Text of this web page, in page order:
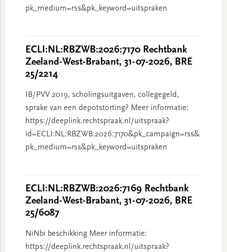
pk_medium=rss&pk_keyword=uitspraken
ECLI:NL:RBZWB:2026:7170 Rechtbank
Zeeland-West-Brabant, 31-07-2026, BRE
25/2214
IB/PVV 2019, scholingsuitgaven, collegegeld,
sprake van een depotstorting? Meer informatie:
https://deeplink.rechtspraak.nl/uitspraak?
id=ECLI:NL:RBZWB:2026:7170&pk_campaign=rss&
pk_medium=rss&pk_keyword=uitspraken
ECLI:NL:RBZWB:2026:7169 Rechtbank
Zeeland-West-Brabant, 31-07-2026, BRE
25/6087
NiNbi beschikking Meer informatie:
https://deeplink.rechtspraak.nl/uitspraak?